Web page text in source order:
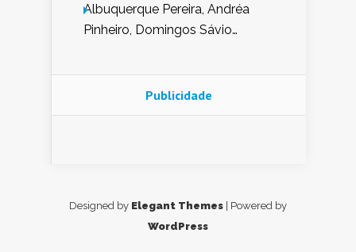
Albuquerque Pereira, Andréa
Pinheiro, Domingos Sávio
Nunes de Sena, Fátima Peixoto,
Glória Pereira, Kátia Mesel,
Publicidade
Designed by Elegant Themes | Powered by
WordPress